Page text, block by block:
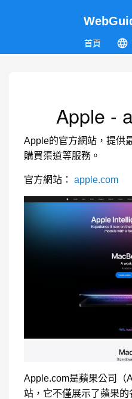
首頁
Apple -
Apple的官方網站，提供
購買渠道等服務。
官方網站： apple.com
Apple.com是蘋果公司（
站，它不僅展示了蘋果